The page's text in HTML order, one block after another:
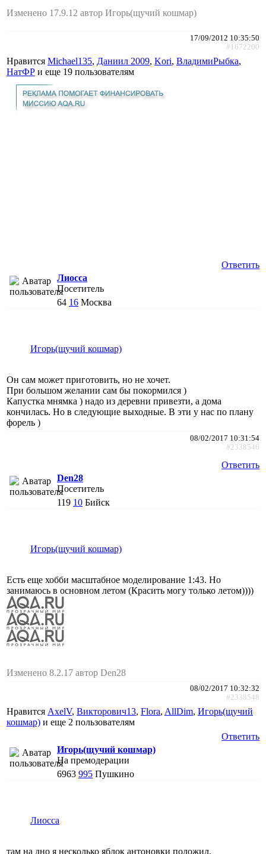
Изменено 17.9.12 автор Игорь(щучий кошмар)
17/09/2012 10:35:50
#1672200
Нравится Michael135, Даниил 2009, Kori, ВладимиРыбка,
НатФР и еще 19 пользователям
Ответить
Лиосса
Посетитель
64 16 Москва
Игорь(щучий кошмар)
Он сам может приготовить, но не хочет.
При большом желании сам бы покормился )
Капустка мнямка ) надо из деревни привезти, а дома
кончилась. Но в следующие выходные. В эти у нас по плану
форель )
08/02/2017 10:31:54
#2338546
Ответить
Den28
Посетитель
119 10 Бийск
Игорь(щучий кошмар)
Есть еще хобби масштабное моделирование 1:43. Но
занимаюсь в основном летом (Красить могу только летом))))
Изменено 8.2.17 автор Den28
08/02/2017 10:32:32
#2338548
Нравится AxelV, Викторович13, Flora, AllDim, Игорь(щучий
кошмар) и еще 2 пользователям
Ответить
Игорь(щучий кошмар)
На премодерации
6963 995 Пушкино
Лиосса
там на дно я несколько яблок антоновки положил.